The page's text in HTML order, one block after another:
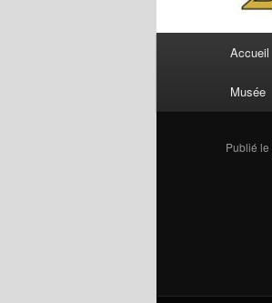
Accueil
Musée
Publié le